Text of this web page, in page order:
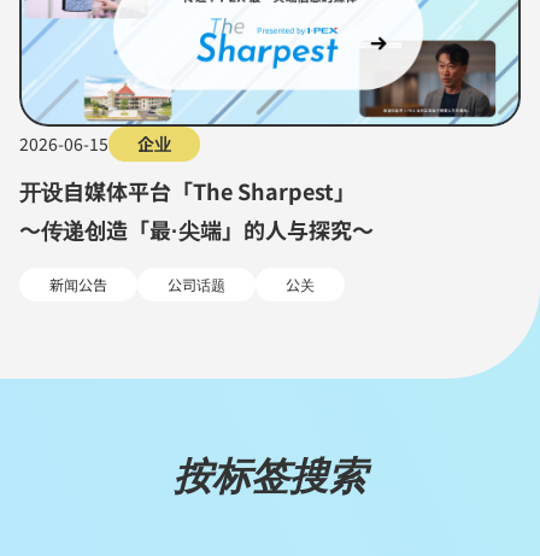
2026-06-15 企业
开设自媒体平台「The Sharpest」
～传递创造「最·尖端」的人与探究～
新闻公告 公司话题 公关
按标签搜索